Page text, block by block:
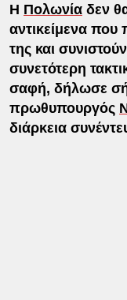
Η Πολωνίαδεν
αντικείμενα που
της και
συνετότερη
σαφή, δήλωσε
πρωθυπουργός
διάρκεια